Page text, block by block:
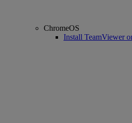
ChromeOS
Install TeamViewer